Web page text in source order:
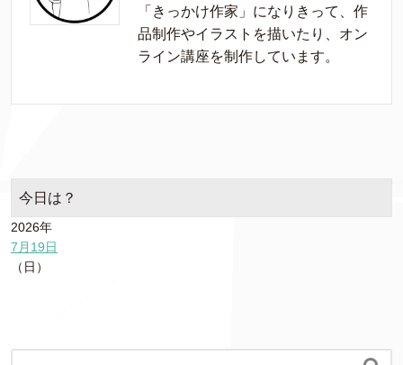
「きっかけ作家」になりきって、作
品制作やイラストを描いたり、オン
ライン講座を制作しています。
今日は？
2026年
7月19日
（日）